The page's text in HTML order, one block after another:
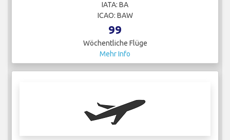
IATA: BA
ICAO: BAW
99
Wöchentliche Flüge
Mehr Info